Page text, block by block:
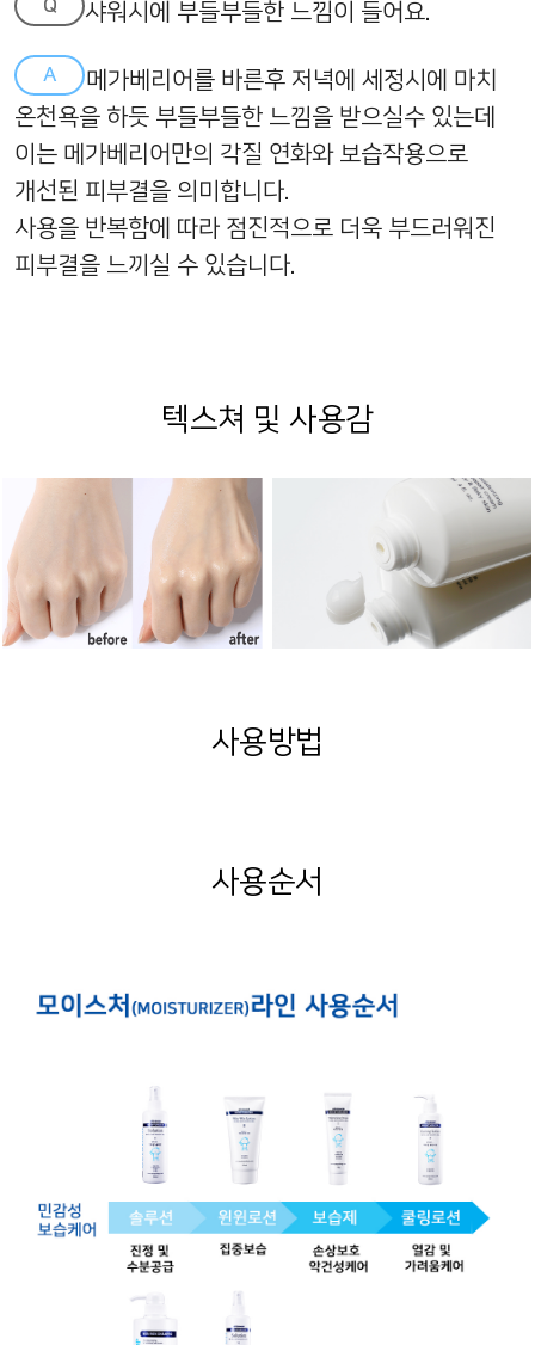
Q 샤워시에 부들부들한 느낌이 들어요.
A
메가베리어를 바른후 저녁에 세정시에 마치
온천욕을 하듯 부들부들한 느낌을 받으실수 있는데
이는 메가베리어만의 각질 연화와 보습작용으로
개선된 피부결을 의미합니다.
사용을 반복함에 따라 점진적으로 더욱 부드러워진
피부결을 느끼실 수 있습니다.
텍스쳐 및 사용감
사용방법
사용순서